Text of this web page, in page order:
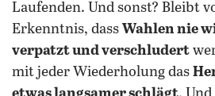
Laufenden. Und sonst? Bleibt
Erkenntnis, dass Wahlen nie
verpatzt und verschludert
mit jeder Wiederholung das